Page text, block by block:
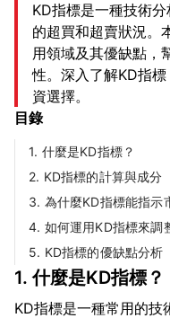
KD指標是一種技術
的超買和超賣狀況。
用領域及其優缺點，
性。深入了解KD指
資選擇。
目錄
1. 什麼是KD指標？
2. KD指標的計算與成分
3. 為什麼KD指標能指示
4. 如何運用KD指標來調
5. KD指標的優缺點分析
1. 什麼是KD指標？
KD指標是一種常用的技